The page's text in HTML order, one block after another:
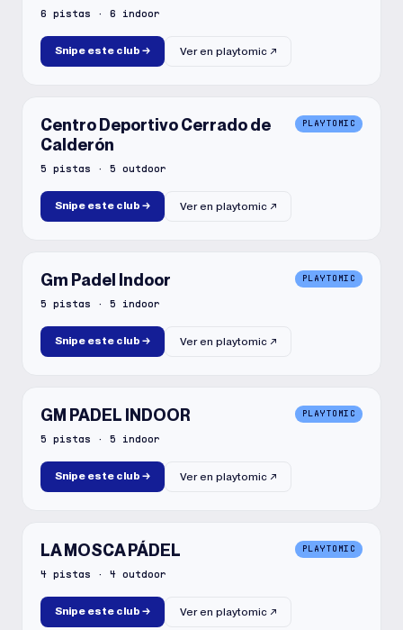
6 pistas · 6 indoor
Snipe este club → Ver en playtomic ↗
Centro Deportivo Cerrado de
Calderón
PLAYTOMIC
5 pistas · 5 outdoor
Snipe este club → Ver en playtomic ↗
Gm Padel Indoor PLAYTOMIC
5 pistas · 5 indoor
Snipe este club → Ver en playtomic ↗
GM PADEL INDOOR PLAYTOMIC
5 pistas · 5 indoor
Snipe este club → Ver en playtomic ↗
LA MOSCA PÁDEL PLAYTOMIC
4 pistas · 4 outdoor
Snipe este club → Ver en playtomic ↗